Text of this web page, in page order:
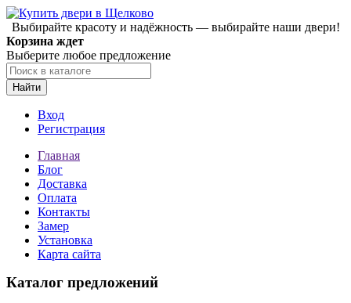
Выбирайте красоту и надёжность — выбирайте наши двери!
Корзина ждет
Выберите любое предложение
Найти
Вход
Регистрация
Главная
Блог
Доставка
Оплата
Контакты
Замер
Установка
Карта сайта
Каталог предложений